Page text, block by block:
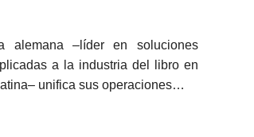
alemana –líder en soluciones
a la industria del libro en
unifica sus operaciones…